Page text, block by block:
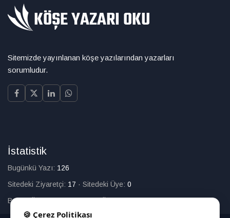
Sitemizde yayınlanan köşe yazılarından yazarları
sorumludur.
İstatistik
Bugünkü Yazı: 126
Sitedeki Ziyaretçi: 17 · Sitedeki Üye: 0
Bugün Üye Olan:0·Toplam Üye:226
🍪 Çerez Politikası